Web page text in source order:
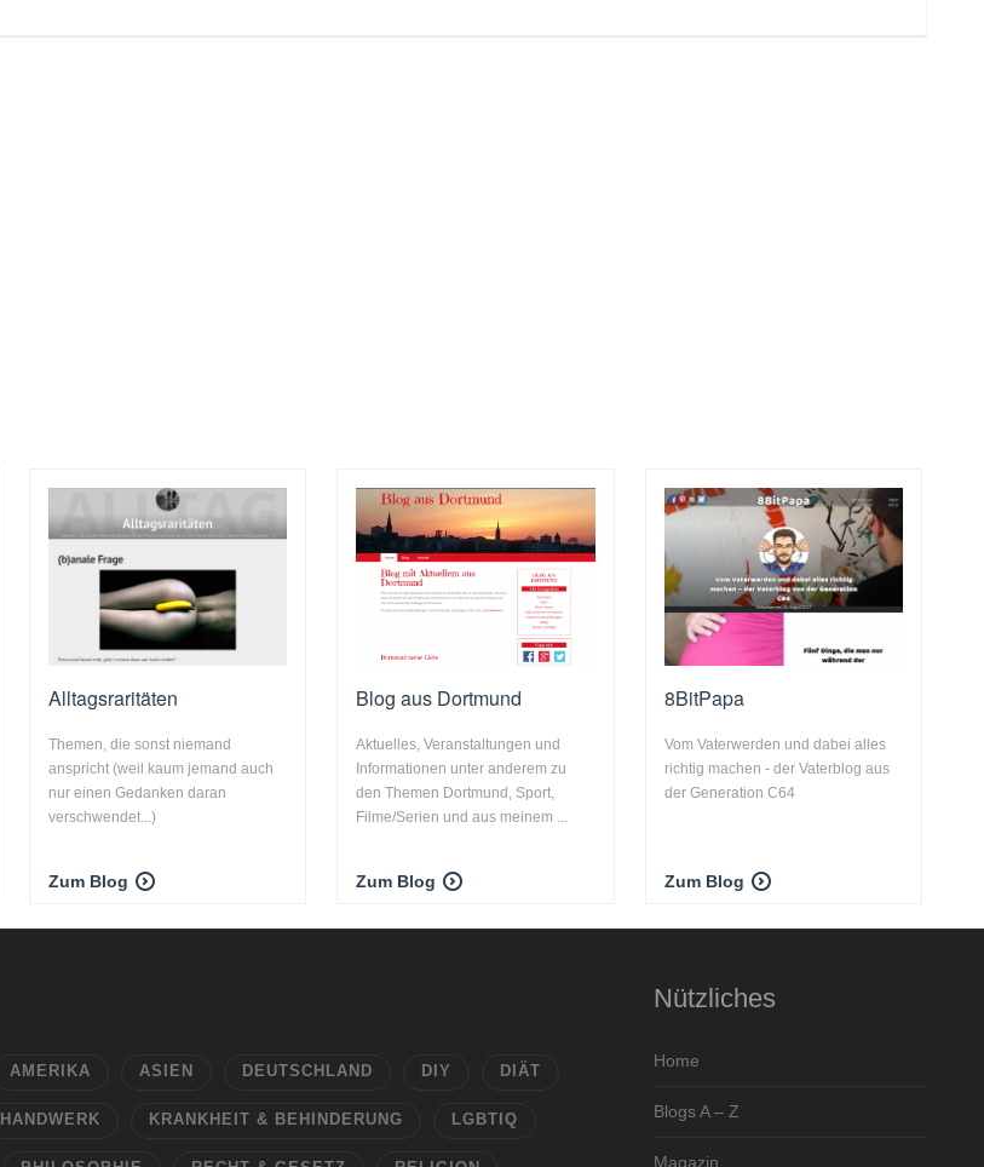
Alltagsraritäten
Themen, die sonst niemand
anspricht (weil kaum jemand auch
nur einen Gedanken daran
verschwendet...)
Zum Blog
Blog aus Dortmund
Aktuelles, Veranstaltungen und
Informationen unter anderem zu
den Themen Dortmund, Sport,
Filme/Serien und aus meinem ...
Zum Blog
8BitPapa
Vom Vaterwerden und dabei alles
richtig machen - der Vaterblog aus
der Generation C64
Zum Blog
AMERIKA ASIEN DEUTSCHLAND DIY DIÄT
HANDWERK KRANKHEIT & BEHINDERUNG LGBTIQ
Nützliches
Home
Blogs A – Z
Magazin